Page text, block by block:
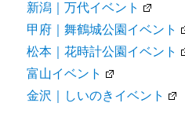
新潟｜万代イベント
甲府｜舞鶴城公園イベント
松本｜花時計公園イベント
富山イベント
金沢｜しいのきイベント